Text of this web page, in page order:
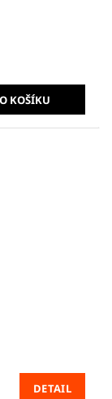
DETAIL